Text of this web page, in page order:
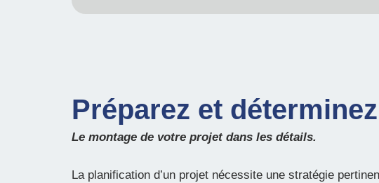
Préparez et
Le montage de votre projet dans les détails.
La planification d’un projet nécessite une stratégie